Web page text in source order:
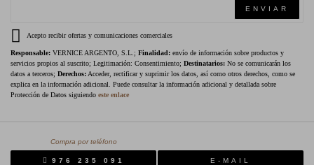
ENVIAR
Acepto recibir ofertas y comunicaciones comerciales
Responsable: VERNICE ARGENTO, S.L.; Finalidad: envío de información sobre productos y
servicios propios al suscrito; Legitimación: Consentimiento; Destinatarios: No se comunicarán los
datos a terceros; Derechos: Acceder, rectificar y suprimir los datos, así como otros derechos, como se
explica en la información adicional. Puede consultar la información adicional y detallada sobre
Protección de Datos siguiendo este enlace
Compra por teléfono
976 235 091 E-MAIL